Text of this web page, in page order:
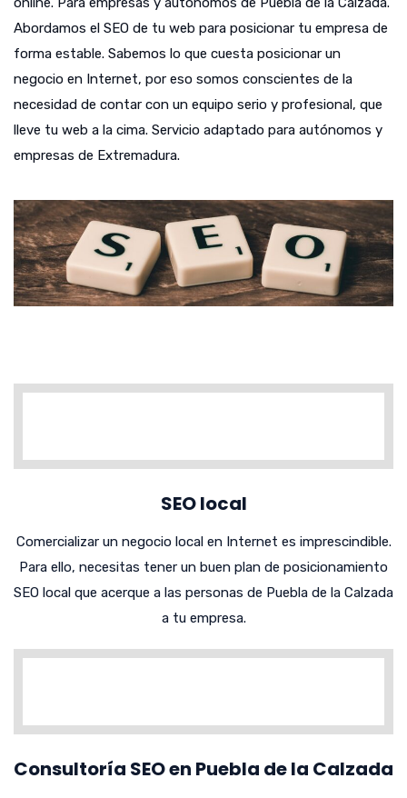
Abordamos el SEO de tu web para posicionar tu empresa de
forma estable. Sabemos lo que cuesta posicionar un
negocio en Internet, por eso somos conscientes de la
necesidad de contar con un equipo serio y profesional, que
lleve tu web a la cima. Servicio adaptado para autónomos y
empresas de Extremadura.
SEO local
Comercializar un negocio local en Internet es imprescindible.
Para ello, necesitas tener un buen plan de posicionamiento
SEO local que acerque a las personas de Puebla de la Calzada
a tu empresa.
Consultoría SEO en Puebla de la Calzada